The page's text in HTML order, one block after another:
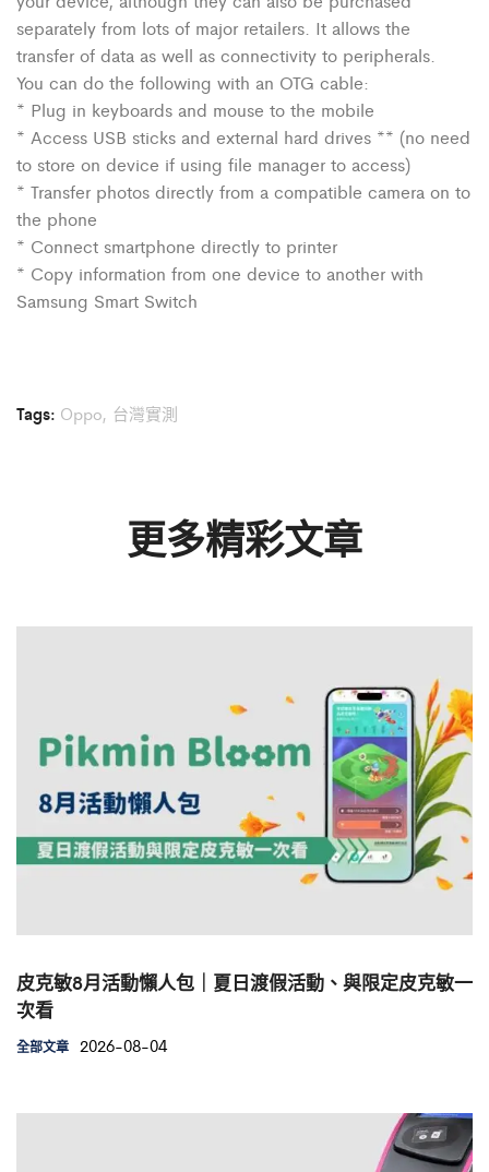
separately from lots of major retailers. It allows the
transfer of data as well as connectivity to peripherals.
You can do the following with an OTG cable:
* Plug in keyboards and mouse to the mobile
* Access USB sticks and external hard drives ** (no need
to store on device if using file manager to access)
* Transfer photos directly from a compatible camera on to
the phone
* Connect smartphone directly to printer
* Copy information from one device to another with
Samsung Smart Switch
Tags: Oppo, 台灣實測
更多精彩文章
皮克敏8月活動懶人包｜夏日渡假活動、與限定皮克敏一
次看
全部文章 2026-08-04